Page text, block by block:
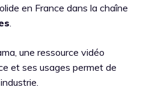
en France dans la chaîne
.
une ressource vidéo
et ses usages permet de